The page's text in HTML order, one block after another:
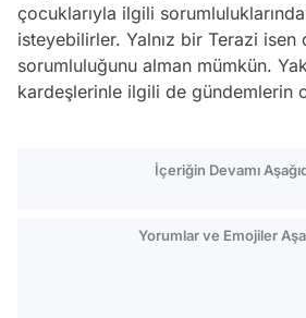
çocuklarıyla ilgili
isteyebilirler. Yalnız bir Terazi isen
sorumluluğunu alman mümkün.
kardeşlerinle ilgili de gündemlerin
İçeriğin Devamı
Yorumlar ve Emojiler